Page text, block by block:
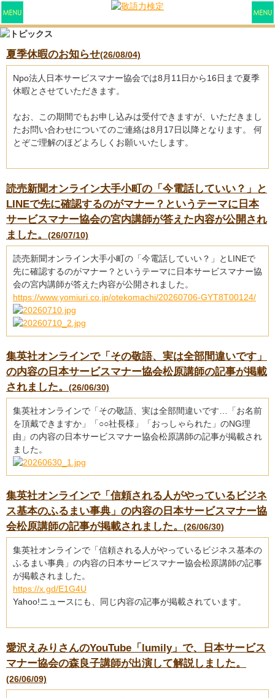
夏季休暇のお知らせ(26/08/04)
Npo法人日本サービスマナー協会では8月11日から16日まで夏季
休暇とさせていただきます。
なお、この期間でもお申し込みは受付できますが、いただきまし
たお問い合わせについてのご連絡は8月17日以降となります。 何
とぞご理解のほどよろしくお願いいたします。
読売新聞オンライン大手小町の「今電話していい？」と
LINEで先に確認するのがマナー？というテーマに日本
サービスマナー協会の宮内講師が答えた内容が公開され
ました。 (26/07/10)
読売新聞オンライン大手小町の「今電話していい？」とLINEで
先に確認するのがマナー？というテーマに日本サービスマナー協
会の宮内講師が答えた内容が公開されました。
https://www.yomiuri.co.jp/otekomachi/20260706-GYT8T00124/
集英社オンラインで「その敬語、実は全部間違いです」
の内容の日本サービスマナー協会松原講師の記事が掲載
されました。 (26/06/30)
集英社オンラインで「その敬語、実は全部間違いです…「お名前
を頂戴できますか」「○○社長様」「おっしゃられた」のNG理
由」の内容の日本サービスマナー協会松原講師の記事が掲載され
ました。
集英社オンラインで「信頼される人がやっているビジネ
ス基本のふるまい事典」の内容の日本サービスマナー協
会松原講師の記事が掲載されました。 (26/06/30)
集英社オンラインで「信頼される人がやっているビジネス基本の
ふるまい事典」の内容の日本サービスマナー協会松原講師の記事
が掲載されました。
https://x.gd/E1G4U
Yahoo!ニュースにも、同じ内容の記事が掲載されています。
愛沢えみりさんのYouTube「lumily」で、日本サービス
マナー協会の森良子講師が出演して解説しました。
(26/06/09)